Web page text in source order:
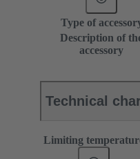
Type of
Description of
accessory
Technical
Limiting